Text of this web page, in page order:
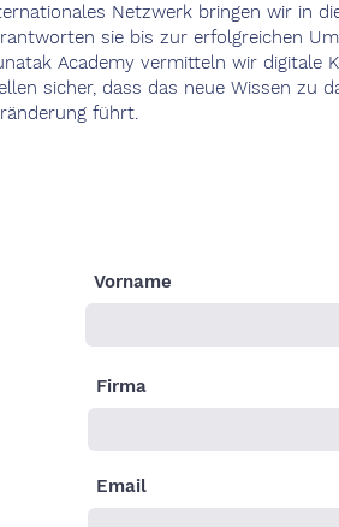
Netzwerk bringen wir in
sie bis zur erfolgreichen
Academy vermitteln wir digitale
sicher, dass das neue Wissen zu
führt.
Vorname
Firma
Email